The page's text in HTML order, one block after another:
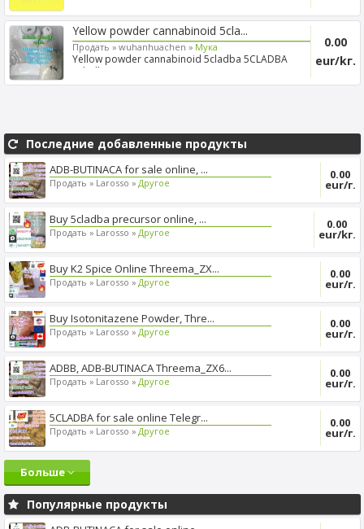
Yellow powder cannabinoid 5cla...
Продать » wuhanhuachen » Mука
Yellow powder cannabinoid 5cladba 5CLADBA
5cladba
0.00
eur/kг.
Последние добавленные продукты
ADB-BUTINACA for sale online, ...
Продать » Larosso » Другое
0.00
eur/г.
Buy 5cladba precursor online, ...
Продать » Larosso » Другое
0.00
eur/kг.
Buy K2 Spice Online Threema_ZX...
Продать » Larosso » Другое
0.00
eur/г.
Buy Isotonitazene Powder, Thre...
Продать » Larosso » Другое
0.00
eur/г.
ADBB, ADB-BUTINACA Threema_ZX6...
Продать » Larosso » Другое
0.00
eur/г.
5CLADBA for sale online Telegr...
Продать » Larosso » Другое
0.00
eur/г.
Больше
Популярные продукты